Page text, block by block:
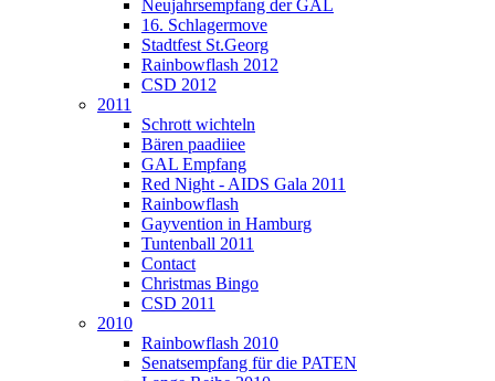
Neujahrsempfang der GAL
16. Schlagermove
Stadtfest St.Georg
Rainbowflash 2012
CSD 2012
2011
Schrott wichteln
Bären paadiiee
GAL Empfang
Red Night - AIDS Gala 2011
Rainbowflash
Gayvention in Hamburg
Tuntenball 2011
Contact
Christmas Bingo
CSD 2011
2010
Rainbowflash 2010
Senatsempfang für die PATEN